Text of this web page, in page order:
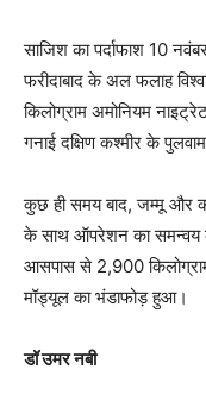
साजिश का पर्दाफाश 10
फरीदाबाद के अल फलाह
किलोग्राम अमोनियम
गनाई दक्षिण कश्मीर के
कुछ ही समय बाद, जम्मू और
के साथ ऑपरेशन का समन्वय
आसपास से 2,900
मॉड्यूल का भंडाफोड़ हुआ।
डॉ उमर नबी